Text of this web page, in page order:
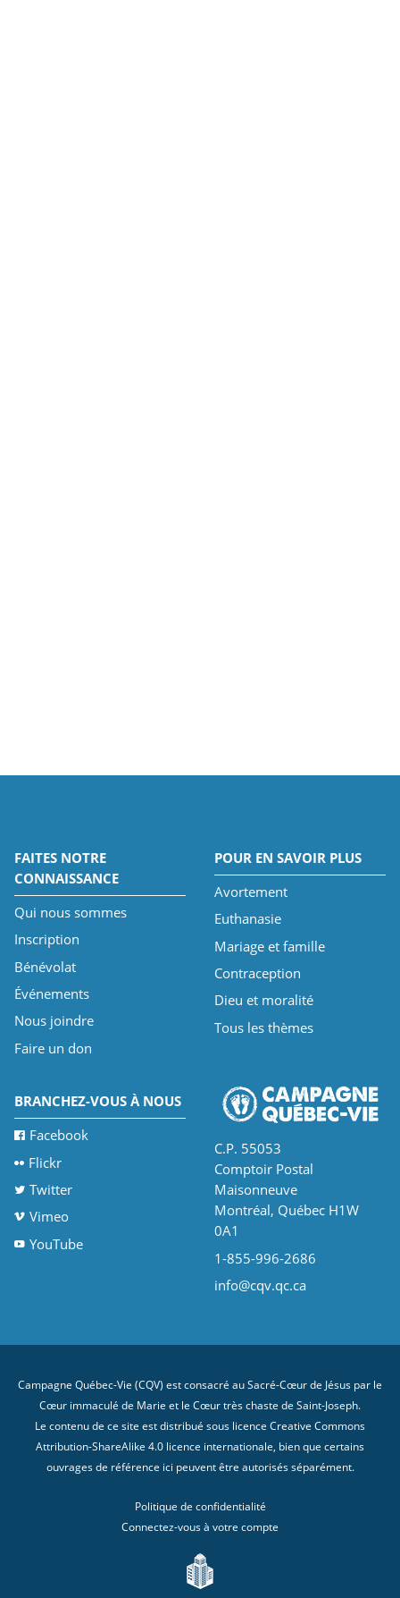
FAITES NOTRE
CONNAISSANCE
Qui nous sommes
Inscription
Bénévolat
Événements
Nous joindre
Faire un don
POUR EN SAVOIR PLUS
Avortement
Euthanasie
Mariage et famille
Contraception
Dieu et moralité
Tous les thèmes
BRANCHEZ-VOUS À NOUS
Facebook
Flickr
Twitter
Vimeo
YouTube
C.P. 55053
Comptoir Postal
Maisonneuve
Montréal, Québec H1W
0A1
1-855-996-2686
info@cqv.qc.ca
Campagne Québec-Vie (CQV) est consacré au Sacré-Cœur de Jésus par le
Cœur immaculé de Marie et le Cœur très chaste de Saint-Joseph.
Le contenu de ce site est distribué sous licence Creative Commons
Attribution-ShareAlike 4.0 licence internationale, bien que certains
ouvrages de référence ici peuvent être autorisés séparément.
Politique de confidentialité
Connectez-vous à votre compte